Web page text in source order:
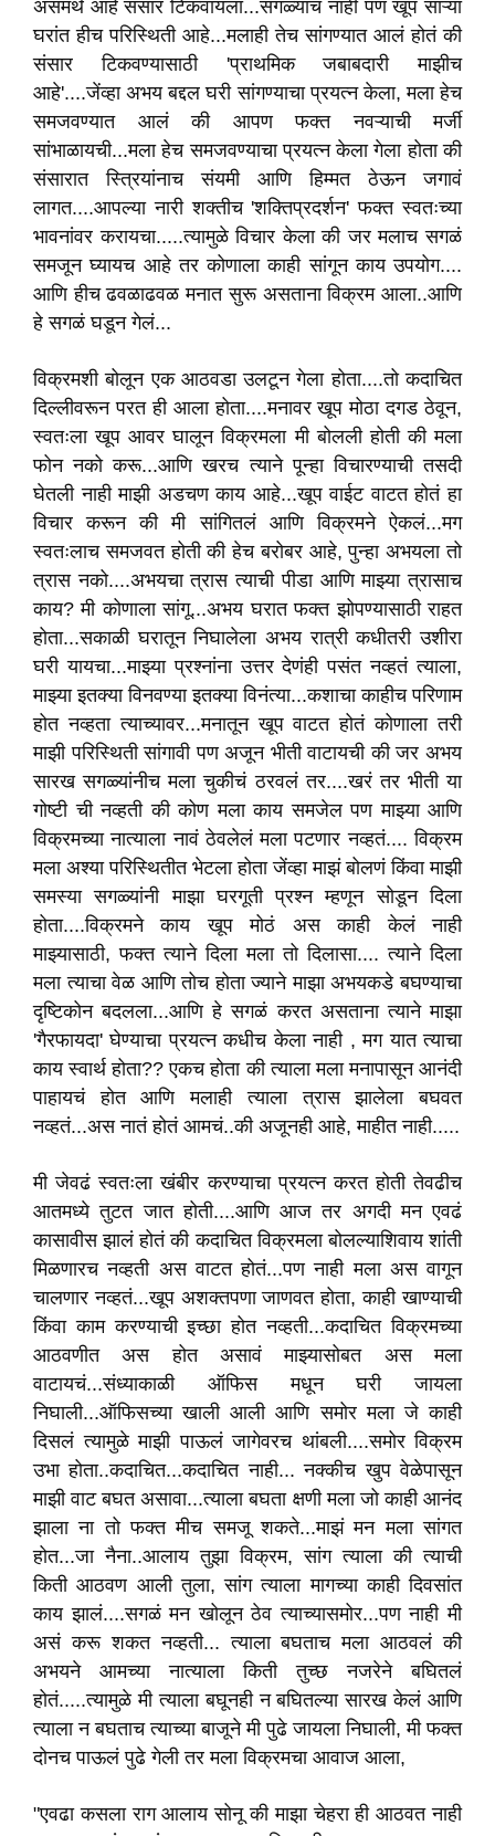
असमर्थ आहे संसार टिकवायला...सगळ्याच नाही पण खूप साऱ्या
घरांत हीच परिस्थिती आहे...मलाही तेच सांगण्यात आलं होतं की
संसार टिकवण्यासाठी 'प्राथमिक जबाबदारी माझीच
आहे'....जेंव्हा अभय बद्दल घरी सांगण्याचा प्रयत्न केला, मला हेच
समजवण्यात आलं की आपण फक्त नवऱ्याची मर्जी
सांभाळायची...मला हेच समजवण्याचा प्रयत्न केला गेला होता की
संसारात स्त्रियांनाच संयमी आणि हिम्मत ठेऊन जगावं
लागत....आपल्या नारी शक्तीच 'शक्तिप्रदर्शन' फक्त स्वतःच्या
भावनांवर करायचा.....त्यामुळे विचार केला की जर मलाच सगळं
समजून घ्यायच आहे तर कोणाला काही सांगून काय उपयोग....
आणि हीच ढवळाढवळ मनात सुरू असताना विक्रम आला..आणि
हे सगळं घडून गेलं...
विक्रमशी बोलून एक आठवडा उलटून गेला होता....तो कदाचित
दिल्लीवरून परत ही आला होता....मनावर खूप मोठा दगड ठेवून,
स्वतःला खूप आवर घालून विक्रमला मी बोलली होती की मला
फोन नको करू...आणि खरच त्याने पून्हा विचारण्याची तसदी
घेतली नाही माझी अडचण काय आहे...खूप वाईट वाटत होतं हा
विचार करून की मी सांगितलं आणि विक्रमने ऐकलं...मग
स्वतःलाच समजवत होती की हेच बरोबर आहे, पुन्हा अभयला तो
त्रास नको....अभयचा त्रास त्याची पीडा आणि माझ्या त्रासाच
काय? मी कोणाला सांगू...अभय घरात फक्त झोपण्यासाठी राहत
होता...सकाळी घरातून निघालेला अभय रात्री कधीतरी उशीरा
घरी यायचा...माझ्या प्रश्नांना उत्तर देणंही पसंत नव्हतं त्याला,
माझ्या इतक्या विनवण्या इतक्या विनंत्या...कशाचा काहीच परिणाम
होत नव्हता त्याच्यावर...मनातून खूप वाटत होतं कोणाला तरी
माझी परिस्थिती सांगावी पण अजून भीती वाटायची की जर अभय
सारख सगळ्यांनीच मला चुकीचं ठरवलं तर....खरं तर भीती या
गोष्टी ची नव्हती की कोण मला काय समजेल पण माझ्या आणि
विक्रमच्या नात्याला नावं ठेवलेलं मला पटणार नव्हतं.... विक्रम
मला अश्या परिस्थितीत भेटला होता जेंव्हा माझं बोलणं किंवा माझी
समस्या सगळ्यांनी माझा घरगूती प्रश्न म्हणून सोडून दिला
होता....विक्रमने काय खूप मोठं अस काही केलं नाही
माझ्यासाठी, फक्त त्याने दिला मला तो दिलासा.... त्याने दिला
मला त्याचा वेळ आणि तोच होता ज्याने माझा अभयकडे बघण्याचा
दृष्टिकोन बदलला...आणि हे सगळं करत असताना त्याने माझा
'गैरफायदा' घेण्याचा प्रयत्न कधीच केला नाही , मग यात त्याचा
काय स्वार्थ होता?? एकच होता की त्याला मला मनापासून आनंदी
पाहायचं होत आणि मलाही त्याला त्रास झालेला बघवत
नव्हतं...अस नातं होतं आमचं..की अजूनही आहे, माहीत नाही.....
मी जेवढं स्वतःला खंबीर करण्याचा प्रयत्न करत होती तेवढीच
आतमध्ये तुटत जात होती....आणि आज तर अगदी मन एवढं
कासावीस झालं होतं की कदाचित विक्रमला बोलल्याशिवाय शांती
मिळणारच नव्हती अस वाटत होतं...पण नाही मला अस वागून
चालणार नव्हतं...खूप अशक्तपणा जाणवत होता, काही खाण्याची
किंवा काम करण्याची इच्छा होत नव्हती...कदाचित विक्रमच्या
आठवणीत अस होत असावं माझ्यासोबत अस मला
वाटायचं...संध्याकाळी ऑफिस मधून घरी जायला
निघाली...ऑफिसच्या खाली आली आणि समोर मला जे काही
दिसलं त्यामुळे माझी पाऊलं जागेवरच थांबली....समोर विक्रम
उभा होता..कदाचित...कदाचित नाही... नक्कीच खुप वेळेपासून
माझी वाट बघत असावा...त्याला बघता क्षणी मला जो काही आनंद
झाला ना तो फक्त मीच समजू शकते...माझं मन मला सांगत
होत...जा नैना..आलाय तुझा विक्रम, सांग त्याला की त्याची
किती आठवण आली तुला, सांग त्याला मागच्या काही दिवसांत
काय झालं....सगळं मन खोलून ठेव त्याच्यासमोर...पण नाही मी
असं करू शकत नव्हती... त्याला बघताच मला आठवलं की
अभयने आमच्या नात्याला किती तुच्छ नजरेने बघितलं
होतं.....त्यामुळे मी त्याला बघूनही न बघितल्या सारख केलं आणि
त्याला न बघताच त्याच्या बाजूने मी पुढे जायला निघाली, मी फक्त
दोनच पाऊलं पुढे गेली तर मला विक्रमचा आवाज आला,
"एवढा कसला राग आलाय सोनू की माझा चेहरा ही आठवत नाही